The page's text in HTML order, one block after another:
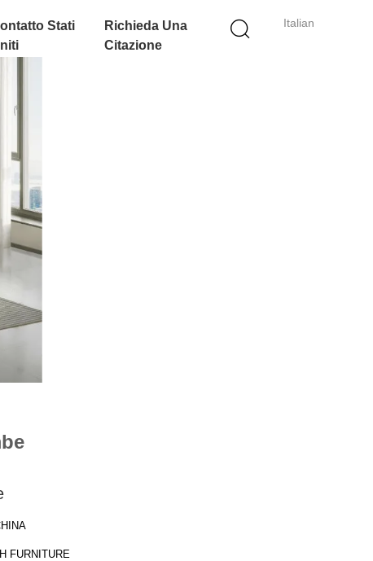
Italian
Stati
Richieda Una
Citazione
FURNITURE